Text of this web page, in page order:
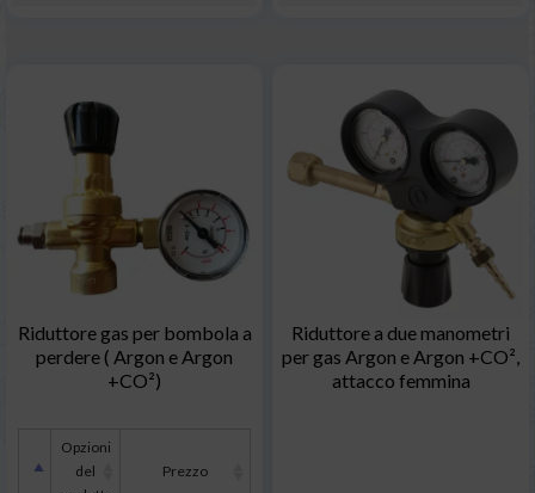
Riduttore gas per bombola a
perdere ( Argon e Argon
+CO²)
Opzioni
del
Prezzo
Riduttore a due manometri
per gas Argon e Argon +CO²,
attacco femmina